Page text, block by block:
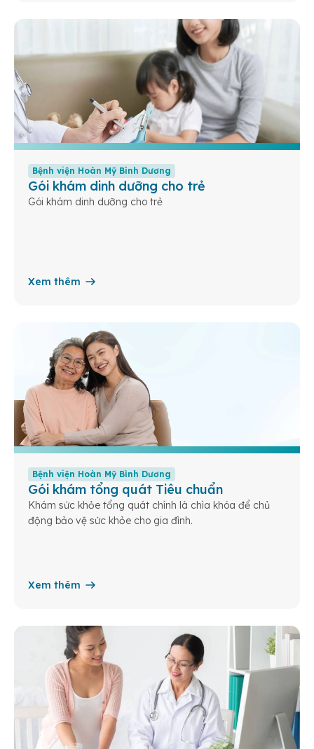
Bệnh viện Hoàn Mỹ Bình Dương
Gói khám dinh dưỡng cho trẻ
Gói khám dinh dưỡng cho trẻ
Xem thêm
Bệnh viện Hoàn Mỹ Bình Dương
Gói khám tổng quát Tiêu chuẩn
Khám sức khỏe tổng quát chính là chìa khóa để chủ
động bảo vệ sức khỏe cho gia đình.
Xem thêm